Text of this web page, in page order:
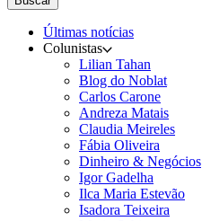
Últimas notícias
Colunistas
Lilian Tahan
Blog do Noblat
Carlos Carone
Andreza Matais
Claudia Meireles
Fábia Oliveira
Dinheiro & Negócios
Igor Gadelha
Ilca Maria Estevão
Isadora Teixeira